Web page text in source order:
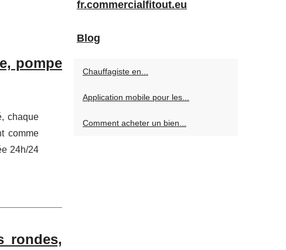
pompe
chaque
comme
24h/24
rondes,
fr.commercialfitout.eu
Blog
Chauffagiste en...
Application mobile pour les...
Comment acheter un bien...